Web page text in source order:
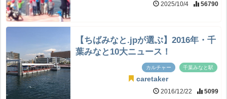
2025/10/4 56790
【ちばみなと.jpが選ぶ】2016年・千
葉みなと10大ニュース！
カルチャー 千葉みなと駅
caretaker
2016/12/22 5099